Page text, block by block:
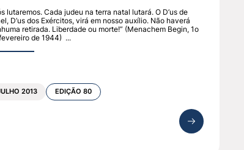
lutaremos. Cada judeu na terra natal lutará. O D’us de
D’us dos Exércitos, virá em nosso auxílio. Não haverá
retirada. Liberdade ou morte!” (Menachem Begin, 1o
de 1944) ...
2013 EDIÇÃO 80